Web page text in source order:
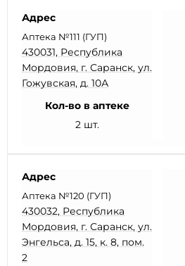
Адрес
Аптека №111 (ГУП)
430031, Республика
Мордовия, г. Саранск, ул.
Гожувская, д. 10А
Кол-во в аптеке
2 шт.
Адрес
Аптека №120 (ГУП)
430032, Республика
Мордовия, г. Саранск, ул.
Энгельса, д. 15, к. 8, пом.
2